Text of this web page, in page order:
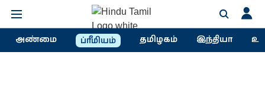
அண்மை ப்ரீமியம் தமிழகம் இந்தியா